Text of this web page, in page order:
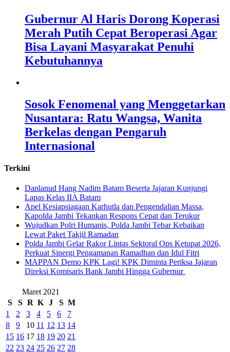
Gubernur Al Haris Dorong Koperasi
Merah Putih Cepat Beroperasi Agar
Bisa Layani Masyarakat Penuhi
Kebutuhannya
Sosok Fenomenal yang Menggetarkan
Nusantara: Ratu Wangsa, Wanita
Berkelas dengan Pengaruh
Internasional
Terkini
Danlanud Hang Nadim Batam Beserta Jajaran Kunjungi
Lapas Kelas IIA Batam
Apel Kesiapsiagaan Karhutla dan Pengendalian Massa,
Kapolda Jambi Tekankan Respons Cepat dan Terukur
Wujudkan Polri Humanis, Polda Jambi Tebar Kebaikan
Lewat Paket Takjil Ramadan
Polda Jambi Gelar Rakor Lintas Sektoral Ops Ketupat 2026,
Perkuat Sinergi Pengamanan Ramadhan dan Idul Fitri
‎MAPPAN Demo KPK Lagi! KPK Diminta Periksa Jajaran
Direksi Komisaris Bank Jambi Hingga Gubernur ‎
Maret 2021
S
S R K J S M
1
2 3 4 5 6
7
8
9 10 11 12 13 14
15 16 17 18 19 20 21
22 23 24 25 26 27 28